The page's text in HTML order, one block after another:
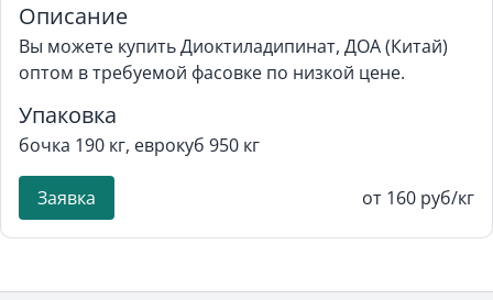
Описание
Вы можете купить Диоктиладипинат, ДОА (Китай)
оптом в требуемой фасовке по низкой цене.
Упаковка
бочка 190 кг, еврокуб 950 кг
Заявка от 160 руб/кг